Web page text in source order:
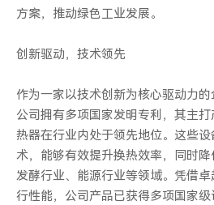
方案，推动绿色工业发展。
创新驱动，技术领先
作为一家以技术创新为核心驱动力
公司拥有多项国家发明专利，其主
热器在行业内处于领先地位。这些
术，能够有效提升换热效率，同时
发酵行业、能源行业等领域。凭借
行性能，公司产品已获得多项国家